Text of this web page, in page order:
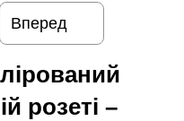
Вперед
розеті –